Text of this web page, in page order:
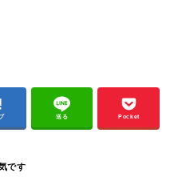
送る Pocket